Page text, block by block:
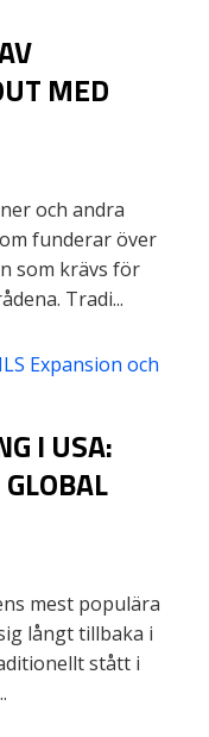
MED
och andra
funderar över
som krävs för
Tradi...
I USA:
mest populära
långt tillbaka i
stått i